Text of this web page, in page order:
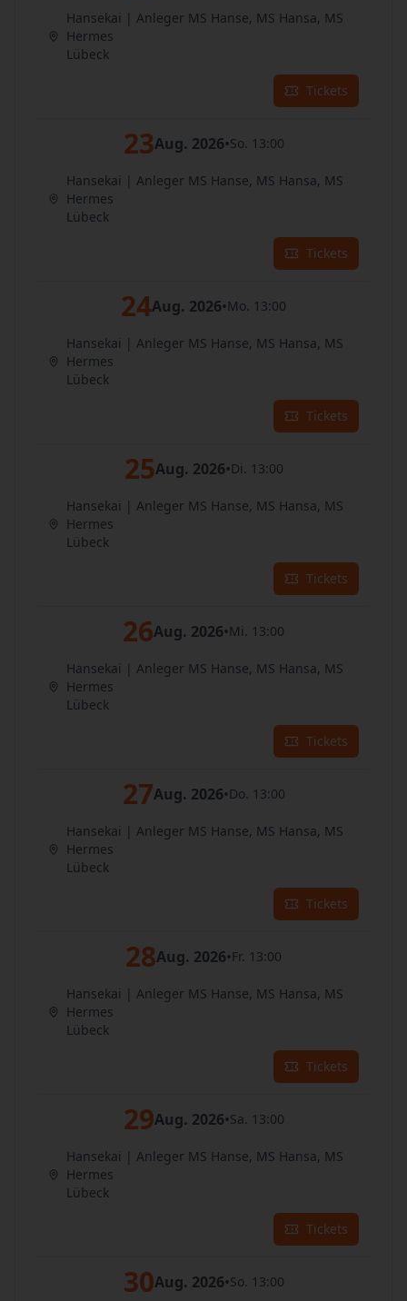
Hansekai | Anleger MS Hanse, MS Hansa, MS
Hermes
Lübeck
Tickets
23Aug. 2026•So. 13:00
Hansekai | Anleger MS Hanse, MS Hansa, MS
Hermes
Lübeck
Tickets
24Aug. 2026•Mo. 13:00
Hansekai | Anleger MS Hanse, MS Hansa, MS
Hermes
Lübeck
Tickets
25Aug. 2026•Di. 13:00
Hansekai | Anleger MS Hanse, MS Hansa, MS
Hermes
Lübeck
Tickets
26Aug. 2026•Mi. 13:00
Hansekai | Anleger MS Hanse, MS Hansa, MS
Hermes
Lübeck
Tickets
27Aug. 2026•Do. 13:00
Hansekai | Anleger MS Hanse, MS Hansa, MS
Hermes
Lübeck
Tickets
28Aug. 2026•Fr. 13:00
Hansekai | Anleger MS Hanse, MS Hansa, MS
Hermes
Lübeck
Tickets
29Aug. 2026•Sa. 13:00
Hansekai | Anleger MS Hanse, MS Hansa, MS
Hermes
Lübeck
Tickets
30Aug. 2026•So. 13:00